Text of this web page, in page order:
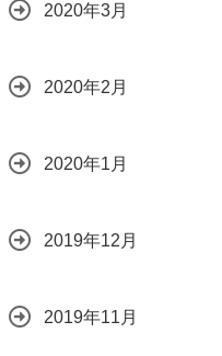
2020年3月
2020年2月
2020年1月
2019年12月
2019年11月